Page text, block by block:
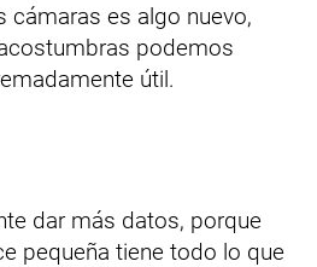
cámaras es algo nuevo,
podemos
útil.
dar más datos, porque
pequeña tiene todo lo que